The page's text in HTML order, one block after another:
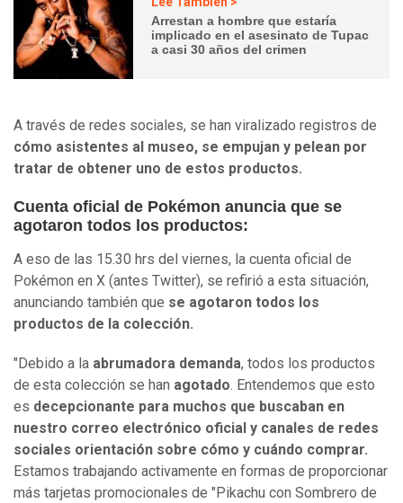
Arrestan a hombre que estaría
implicado en el asesinato de Tupac
a casi 30 años del crimen
A través de redes sociales, se han viralizado registros de
cómo asistentes al museo, se empujan y pelean por
tratar de obtener uno de estos productos.
Cuenta oficial de Pokémon anuncia que se
agotaron todos los productos:
A eso de las 15.30 hrs del viernes, la cuenta oficial de
Pokémon en X (antes Twitter), se refirió a esta situación,
anunciando también que se agotaron todos los
productos de la colección.
"Debido a la abrumadora demanda, todos los productos
de esta colección se han agotado. Entendemos que esto
es decepcionante para muchos que buscaban en
nuestro correo electrónico oficial y canales de redes
sociales orientación sobre cómo y cuándo comprar.
Estamos trabajando activamente en formas de proporcionar
más tarjetas promocionales de "Pikachu con Sombrero de